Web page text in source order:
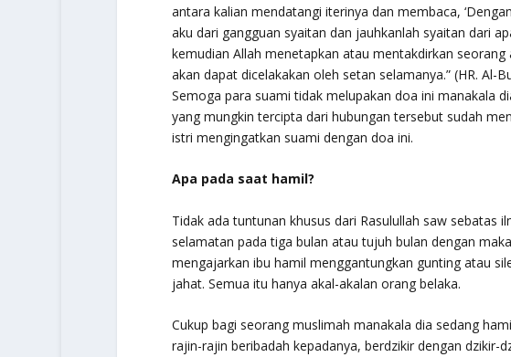
antara kalian mendatangi iterinya dan membaca,
aku dari gangguan syaitan dan jauhkanlah syaitan dari
kemudian Allah menetapkan atau mentakdirkan
akan dapat dicelakakan oleh setan selamanya.” (HR. Al-
Semoga para suami tidak melupakan doa ini manakala
yang mungkin tercipta dari hubungan tersebut sudah
istri mengingatkan suami dengan doa ini.
Apa pada saat hamil?
Tidak ada tuntunan khusus dari Rasulullah saw sebatas
selamatan pada tiga bulan atau tujuh bulan dengan
mengajarkan ibu hamil menggantungkan gunting atau
jahat. Semua itu hanya akal-akalan orang belaka.
Cukup bagi seorang muslimah manakala dia sedang
rajin-rajin beribadah kepadanya, berdzikir dengan dzikir-